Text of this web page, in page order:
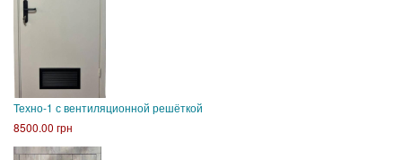
Техно-1 с вентиляционной решёткой
8500.00 грн